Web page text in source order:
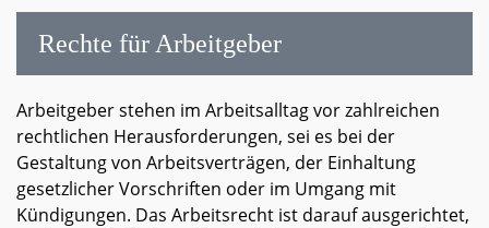
Rechte für Arbeitgeber
Arbeitgeber stehen im Arbeitsalltag vor zahlreichen
rechtlichen Herausforderungen, sei es bei der
Gestaltung von Arbeitsverträgen, der Einhaltung
gesetzlicher Vorschriften oder im Umgang mit
Kündigungen. Das Arbeitsrecht ist darauf ausgerichtet,